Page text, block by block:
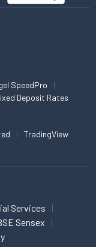
SpeedPro
Deposit Rates
TradingView
Services
Sensex